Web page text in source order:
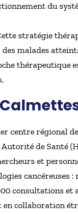
du
stratégie
malades
thérapeutique
centre régional
de Santé
et
cancéreuses
consultations
collaboration